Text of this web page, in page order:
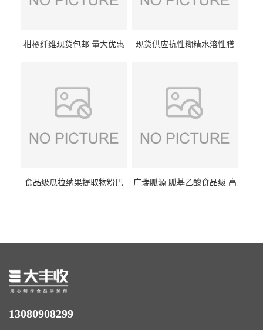
柑橘纤维现货包邮 量大优惠
现货供应抗性糊精水溶性膳
食品级瓜拉纳果提取物粉巴
广瑞胍源 胍基乙酸食品级 高
13080908299